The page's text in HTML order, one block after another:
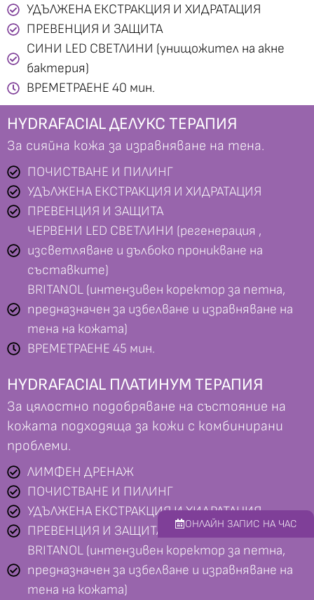
УДЪЛЖЕНА ЕКСТРАКЦИЯ И ХИДРАТАЦИЯ
ПРЕВЕНЦИЯ И ЗАЩИТА
СИНИ LED СВЕТЛИНИ (унищожител на акне
бактерия)
ВРЕМЕТРАЕНЕ 40 мин.
HYDRAFACIAL ДЕЛУКС ТЕРАПИЯ
За сияйна кожа за изравняване на тена.
ПОЧИСТВАНЕ И ПИЛИНГ
УДЪЛЖЕНА ЕКСТРАКЦИЯ И ХИДРАТАЦИЯ
ПРЕВЕНЦИЯ И ЗАЩИТА
ЧЕРВЕНИ LED СВЕТЛИНИ (регенерация ,
изсветляване и дълбоко проникване на
състaвките)
BRITANOL (интензивен коректор за петна,
предназначен за избелване и изравняване на
тена на кожата)
ВРЕМЕТРАЕНЕ 45 мин.
HYDRAFACIAL ПЛАТИНУМ ТЕРАПИЯ
За цялостно подобряване на състояние на
кожата подходяща за кожи с комбинирани
проблеми.
ЛИМФЕН ДРЕНАЖ
ПОЧИСТВАНЕ И ПИЛИНГ
УДЪЛЖЕНА ЕКСТРАКЦИЯ И ХИДРАТАЦИЯ
ПРЕВЕНЦИЯ И ЗАЩИТА
BRITANOL (интензивен коректор за петна,
предназначен за избелване и изравняване на
тена на кожата)
ОНЛАЙН ЗАПИС НА ЧАС